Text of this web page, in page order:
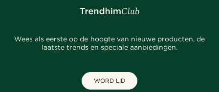
Wees als eerste op de hoogte van nieuwe producten, de
laatste trends en speciale aanbiedingen.
WORD LID